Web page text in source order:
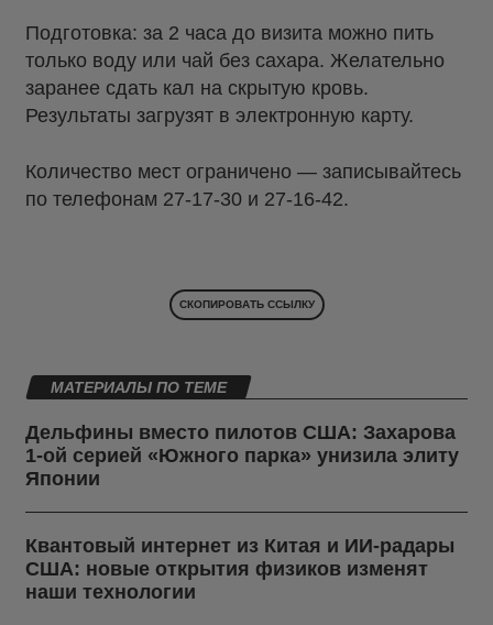
Подготовка: за 2 часа до визита можно пить
только воду или чай без сахара. Желательно
заранее сдать кал на скрытую кровь.
Результаты загрузят в электронную карту.
Количество мест ограничено — записывайтесь
по телефонам 27-17-30 и 27-16-42.
СКОПИРОВАТЬ ССЫЛКУ
МАТЕРИАЛЫ ПО ТЕМЕ
Дельфины вместо пилотов США: Захарова
1-ой серией «Южного парка» унизила элиту
Японии
Квантовый интернет из Китая и ИИ-радары
США: новые открытия физиков изменят
наши технологии